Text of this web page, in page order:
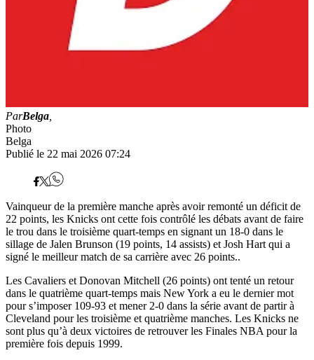
ParBelga
Photo
Belga
Publié le 22 mai 2026 07:24
Vainqueur de la première manche après avoir remonté un déficit de
22 points, les Knicks ont cette fois contrôlé les débats avant de faire
le trou dans le troisième quart-temps en signant un 18-0 dans le
sillage de Jalen Brunson (19 points, 14 assists) et Josh Hart qui a
signé le meilleur match de sa carrière avec 26 points..
Les Cavaliers et Donovan Mitchell (26 points) ont tenté un retour
dans le quatrième quart-temps mais New York a eu le dernier mot
pour s’imposer 109-93 et mener 2-0 dans la série avant de partir à
Cleveland pour les troisième et quatrième manches. Les Knicks ne
sont plus qu’à deux victoires de retrouver les Finales NBA pour la
première fois depuis 1999.